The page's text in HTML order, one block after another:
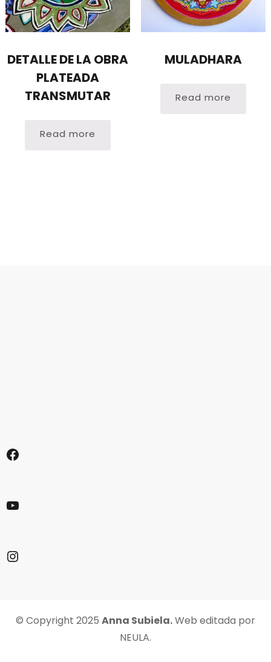
DETALLE DE LA OBRA
PLATEADA
TRANSMUTAR
Read more
MULADHARA
Read more
Facebook
YouTube
Instagram
© Copyright 2025 Anna Subiela.Web editada por
NEULA.